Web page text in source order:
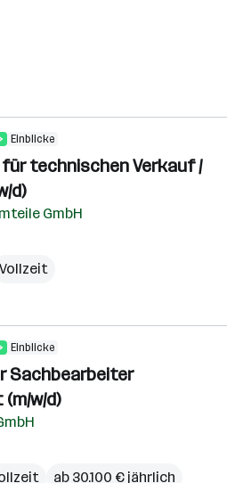
Einblicke
technischen Verkauf /
d)
GmbH
Vollzeit
Einblicke
Sachbearbeiter
w/d)
ab 30.100 € jährlich